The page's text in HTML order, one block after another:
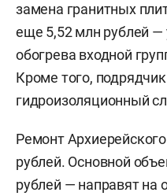
замена гранитных
еще 5,52 млн рублей —
обогрева входной
Кроме того,
гидроизоляционный
Ремонт
рублей. Основной
рублей — направят на